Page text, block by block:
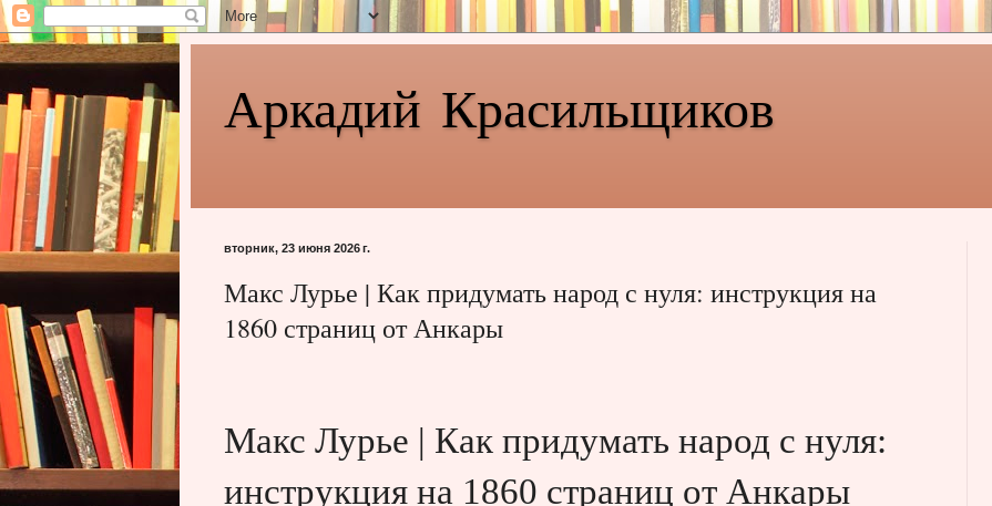
Аркадий Красильщиков
вторник, 23 июня 2026 г.
Макс Лурье | Как придумать народ с нуля: инструкция на
1860 страниц от Анкары
Макс Лурье | Как придумать народ с нуля:
инструкция на 1860 страниц от Анкары